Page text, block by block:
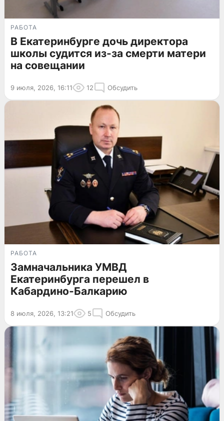
РАБОТА
В Екатеринбурге дочь директора
школы судится из-за смерти матери
на совещании
9 июля, 2026, 16:11 12 Обсудить
РАБОТА
Замначальника УМВД
Екатеринбурга перешел в
Кабардино-Балкарию
8 июля, 2026, 13:21 5 Обсудить